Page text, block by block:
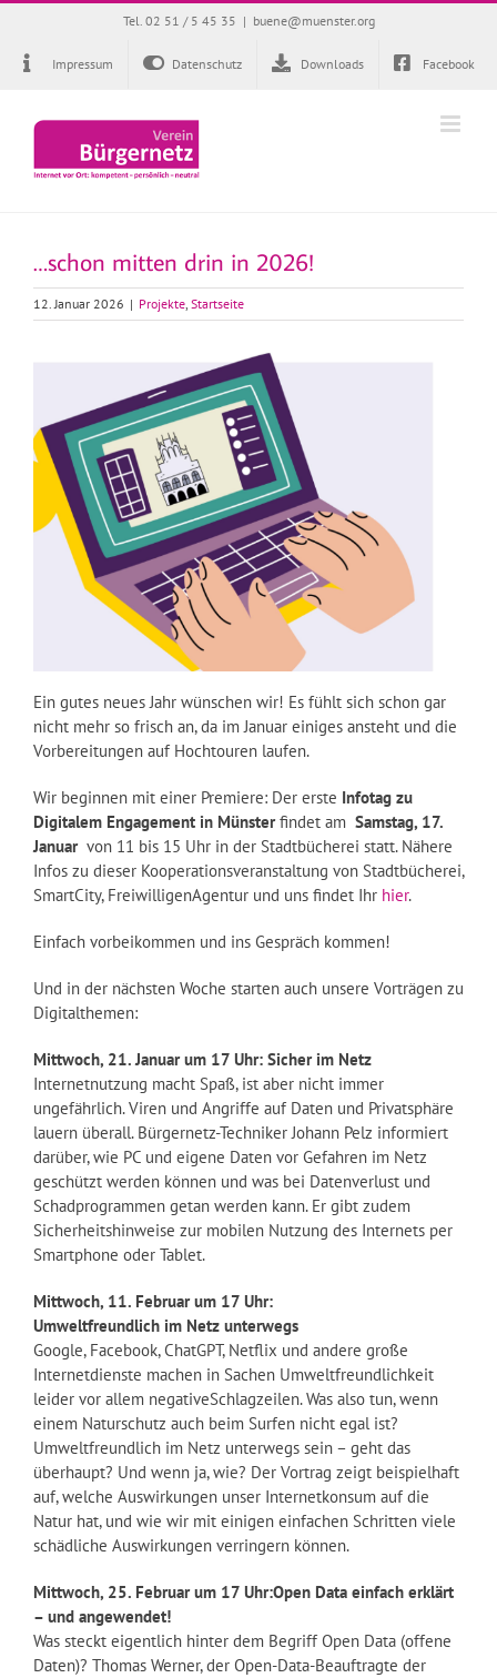
Zum
springen
Tel. 02 51 / 5 45 35 | buene@muenster.org
Impressum Datenschutz Downloads Facebook
…schon mitten drin in 2026!
12. Januar 2026 | Projekte, Startseite
Ein gutes neues Jahr wünschen wir! Es fühlt sich schon gar
nicht mehr so frisch an, da im Januar einiges ansteht und die
Vorbereitungen auf Hochtouren laufen.
Wir beginnen mit einer Premiere: Der erste Infotag zu
Digitalem Engagement in Münsterfindet am Samstag, 17.
Januarvon 11 bis 15 Uhr in der Stadtbücherei statt. Nähere
Infos zu dieser Kooperationsveranstaltung von Stadtbücherei,
SmartCity, FreiwilligenAgentur und uns findet Ihr hier.
Einfach vorbeikommen und ins Gespräch kommen!
Und in der nächsten Woche starten auch unsere Vorträgen zu
Digitalthemen:
Mittwoch, 21. Januar um 17 Uhr: Sicher im Netz
Internetnutzung macht Spaß, ist aber nicht immer
ungefährlich. Viren und Angriffe auf Daten und Privatsphäre
lauern überall. Bürgernetz-Techniker Johann Pelz informiert
darüber, wie PC und eigene Daten vor Gefahren im Netz
geschützt werden können und was bei Datenverlust und
Schadprogrammen getan werden kann. Er gibt zudem
Sicherheitshinweise zur mobilen Nutzung des Internets per
Smartphone oder Tablet.
Mittwoch, 11. Februar um 17 Uhr:
Umweltfreundlich im Netz unterwegs
Google, Facebook, ChatGPT, Netflix und andere große
Internetdienste machen in Sachen Umweltfreundlichkeit
leider vor allem negativeSchlagzeilen. Was also tun, wenn
einem Naturschutz auch beim Surfen nicht egal ist?
Umweltfreundlich im Netz unterwegs sein – geht das
überhaupt? Und wenn ja, wie? Der Vortrag zeigt beispielhaft
auf, welche Auswirkungen unser Internetkonsum auf die
Natur hat, und wie wir mit einigen einfachen Schritten viele
schädliche Auswirkungen verringern können.
Mittwoch, 25. Februar um 17 Uhr:Open Data einfach erklärt
– und angewendet!
Was steckt eigentlich hinter dem Begriff Open Data (offene
Daten)? Thomas Werner, der Open-Data-Beauftragte der